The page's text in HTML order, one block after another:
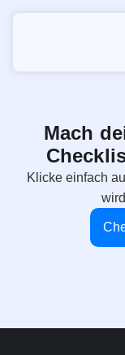
Mach
Klicke einfach